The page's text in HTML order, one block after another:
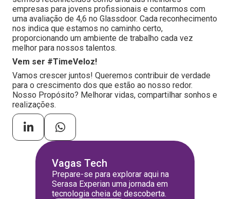
empresas para jovens profissionais e contarmos com
uma avaliação de 4,6 no Glassdoor. Cada reconhecimento
nos indica que estamos no caminho certo,
proporcionando um ambiente de trabalho cada vez
melhor para nossos talentos.
Vem ser #TimeVeloz!
Vamos crescer juntos! Queremos contribuir de verdade
para o crescimento dos que estão ao nosso redor.
Nosso Propósito? Melhorar vidas, compartilhar sonhos e
realizações.
Vagas Tech
Prepare-se para explorar aqui na
Serasa Experian uma jornada em
tecnologia cheia de descoberta.